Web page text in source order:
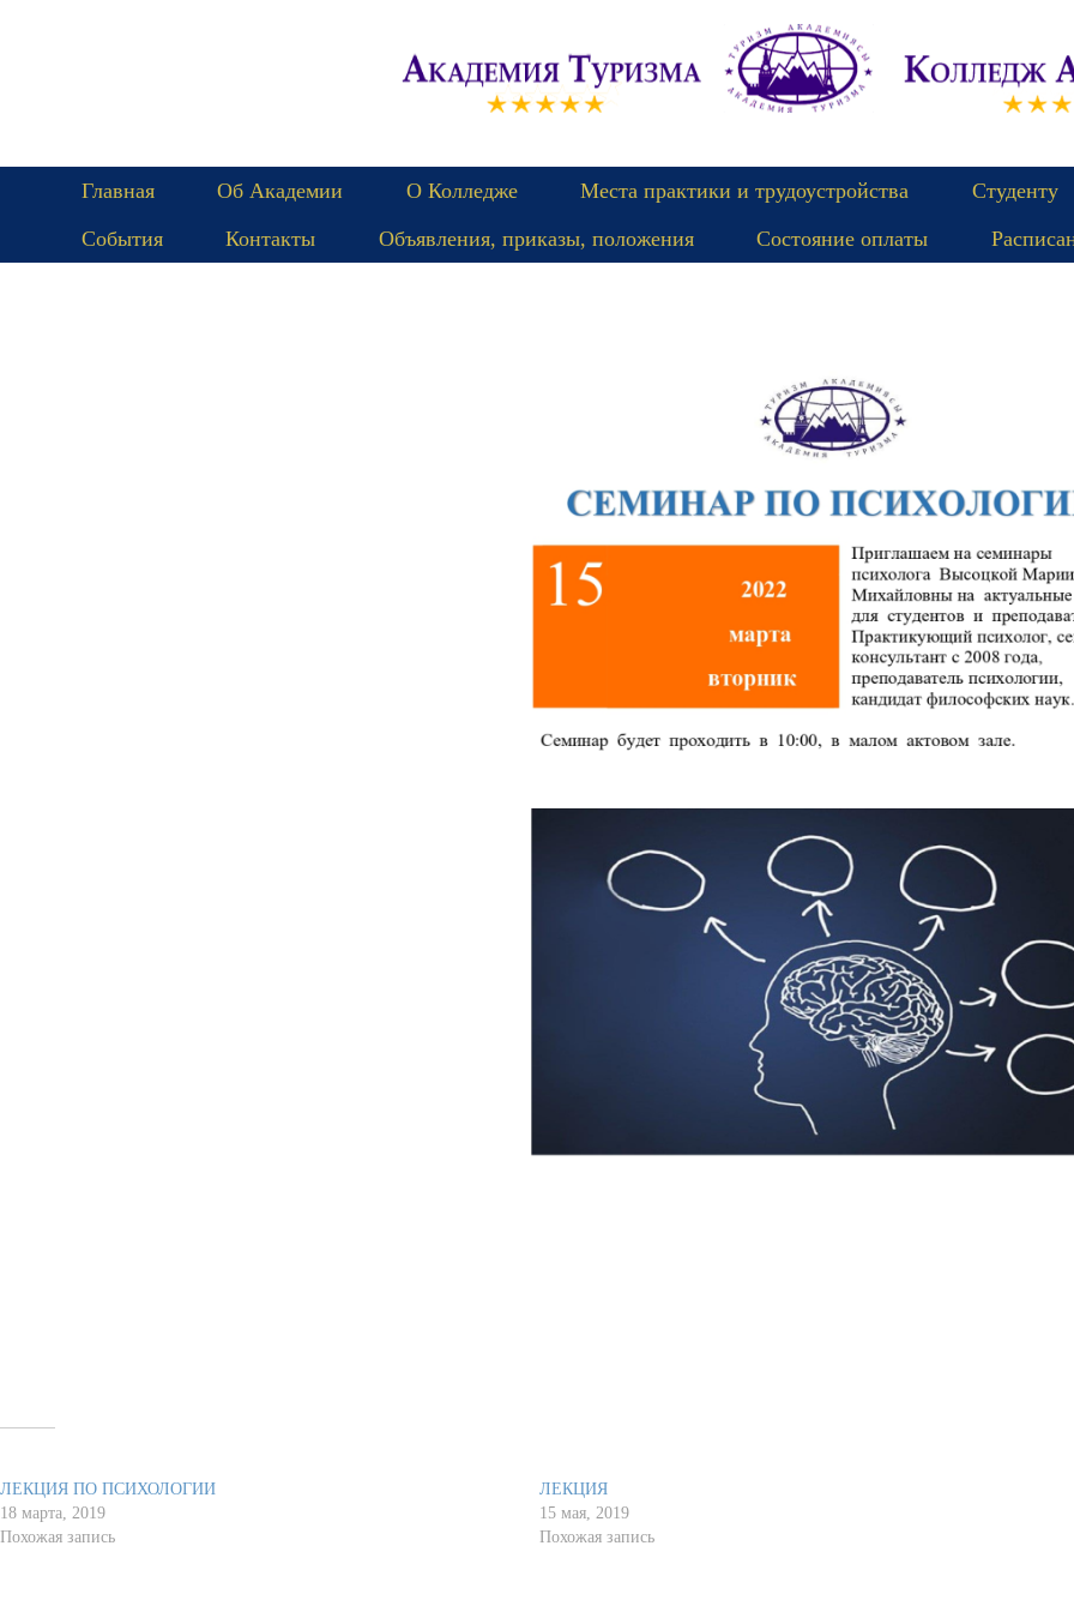
Главная Об Академии О Колледже Места практики и трудоустройства
Студенту
События
Контакты Объявления, приказы, положения Состояние оплаты
ЛЕКЦИЯ ПО ПСИХОЛОГИИ
18 марта, 2019
Похожая запись
ЛЕКЦИЯ
15 мая, 2019
Похожая запись